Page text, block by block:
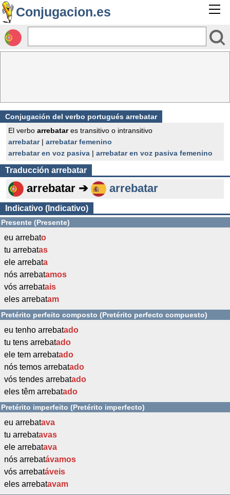
Conjugacion.es
Conjugación del verbo portugués arrebatar
El verbo arrebatares transitivo o intransitivo
arrebatar| arrebatar femenino
arrebatar en voz pasiva | arrebatar en voz pasiva femenino
Traducción arrebatar
arrebatar ➔ arrebatar
Indicativo (Indicativo)
Presente (Presente)
eu arrebato
tu arrebatas
ele arrebata
nós arrebatamos
vós arrebatais
eles arrebatam
Pretérito perfeito composto (Pretérito perfecto compuesto)
eu tenho arrebatado
tu tens arrebatado
ele tem arrebatado
nós temos arrebatado
vós tendes arrebatado
eles têm arrebatado
Pretérito imperfeito (Pretérito imperfecto)
eu arrebatava
tu arrebatavas
ele arrebatava
nós arrebatávamos
vós arrebatáveis
eles arrebatavam